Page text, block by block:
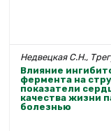
Недвецкая С.Н.,
Влияние
фермента на
показатели
качества жизни
болезнью